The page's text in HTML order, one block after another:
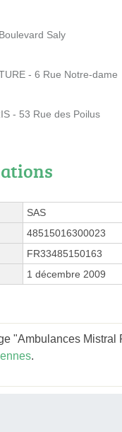
Saly
- 6 Rue Notre-dame
- 53 Rue des Poilus
SAS
48515016300023
FR33485150163
1 décembre 2009
"Ambulances
.